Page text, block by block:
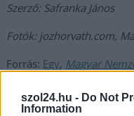
szol24.hu - Do Not
Information
Szerző: Safranka János
Fotók: jozhorvath.com,
Forrás: Egy, Magyar
JNSZ megyei hírek
romatelep,tanulás